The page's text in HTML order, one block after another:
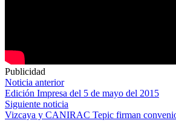
Publicidad
Navegación
de
entradas
Noticia anterior
Edición Impresa del 5 de mayo del 2015
Siguiente noticia
Vizcaya y CANIRAC Tepic firman